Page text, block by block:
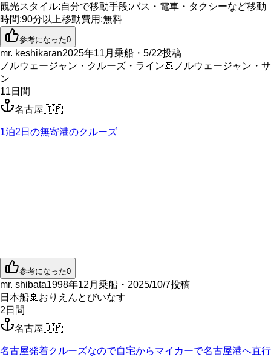
観光スタイル:自分で移動手段:バス・電車・タクシーなど移動
時間:90分以上移動費用 :無料
参考になった0
mr. keshikaran2025年11月乗船・5/22投稿
ノルウェージャン・クルーズ・ライン 🚢 ノルウェージャン・サ
ン
11 日間
名古屋🇯🇵
1泊2日の無寄港のクルーズ
参考になった0
mr. shibata1998年12月乗船・2025/10/7投稿
日本船🚢 おりえんとびいなす
2 日間
名古屋🇯🇵
名古屋発着クルーズなので自宅からマイカーで名古屋港へ直行